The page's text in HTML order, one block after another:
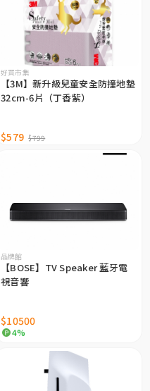
好買市集
【3M】新升級兒童安全防撞地墊
32cm-6片（丁香紫）
$579 $799
品牌館
【BOSE】TV Speaker 藍牙電
視音響
$10500
4%